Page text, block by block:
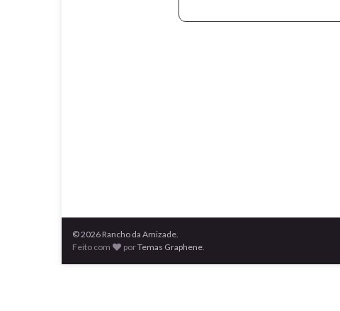
© 2026 Rancho da Amizade.
Feito com
porTemas Graphene.